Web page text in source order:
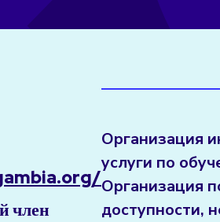
член
Организация
услуги по
Организация
доступности,